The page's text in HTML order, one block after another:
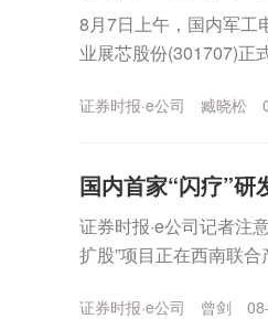
8月7日上午，国内军工
业展芯股份(301707)正
证券时报·e公司 臧晓松
国内首家“闪疗”
证券时报·e公司记者注
扩股”项目正在西南联
证券时报·e公司 曾剑